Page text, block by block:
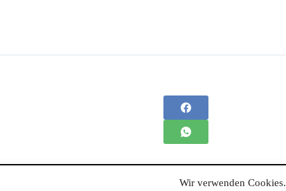
Wir verwenden Cookies.